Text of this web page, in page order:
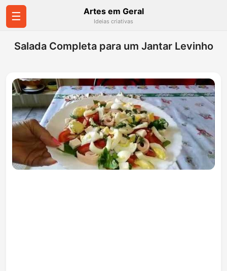
☰ Artes em Geral
Ideias criativas
Salada Completa para um Jantar Levinho